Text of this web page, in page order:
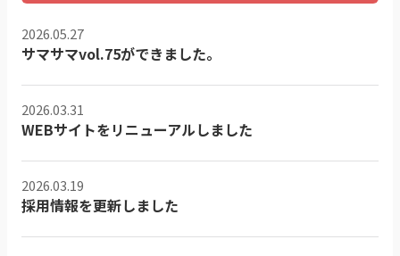
2026.05.27
サマサマvol.75ができました。
2026.03.31
WEBサイトをリニューアルしました
2026.03.19
採用情報を更新しました